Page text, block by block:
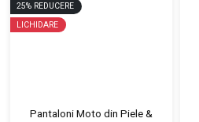
25% REDUCERE
LICHIDARE
Pantaloni Moto din Piele &